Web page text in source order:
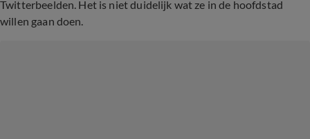
Twitterbeelden. Het is niet duidelijk wat ze in de hoofdstad
willen gaan doen.